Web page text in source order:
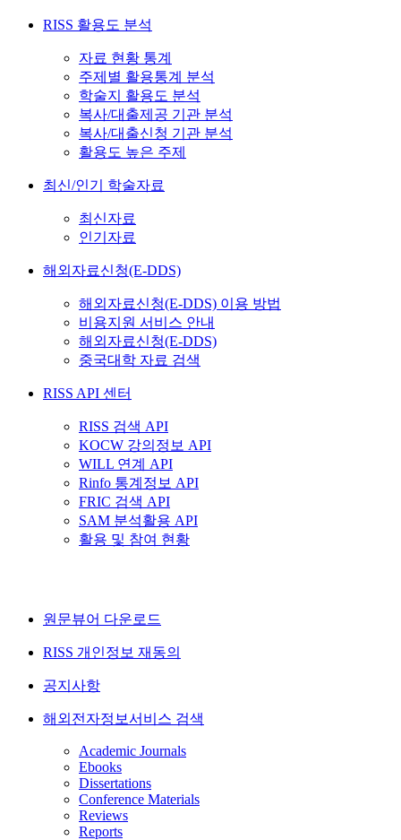
RISS 활용도 분석
자료 현황 통계
주제별 활용통계 분석
학술지 활용도 분석
복사/대출제공 기관 분석
복사/대출신청 기관 분석
활용도 높은 주제
최신/인기 학술자료
최신자료
인기자료
해외자료신청(E-DDS)
해외자료신청(E-DDS) 이용 방법
비용지원 서비스 안내
해외자료신청(E-DDS)
중국대학 자료 검색
RISS API 센터
RISS 검색 API
KOCW 강의정보 API
WILL 연계 API
Rinfo 통계정보 API
FRIC 검색 API
SAM 분석활용 API
활용 및 참여 현황
원문뷰어 다운로드
RISS 개인정보 재동의
공지사항
해외전자정보서비스 검색
Academic Journals
Ebooks
Dissertations
Conference Materials
Reviews
Reports